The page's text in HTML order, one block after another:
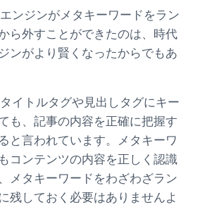
ンジンがメタキーワードをラン
ら外すことができたのは、時代
ンがより賢くなったからでもあ
イトルタグや見出しタグにキー
も、記事の内容を正確に把握す
と言われています。メタキーワ
コンテンツの内容を正しく認識
メタキーワードをわざわざラン
残しておく必要はありませんよ